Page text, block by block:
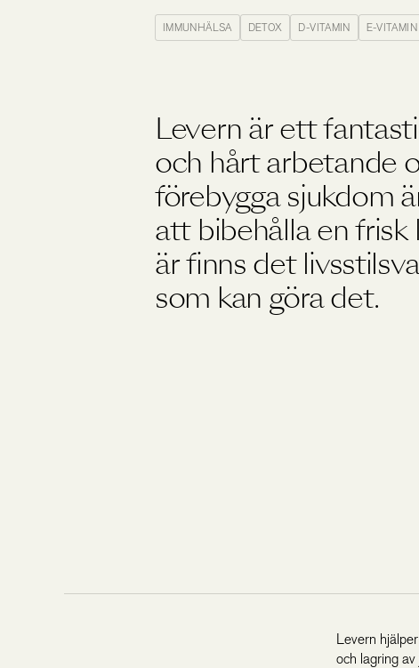
Träning
IMMUNHÄLSA DETOX D-VITAMIN E-VITAMIN
Levern är ett
och hårt arbetande
förebygga sjukdom
att bibehålla en frisk
är finns det
som kan göra det.
Levern
och lagring av